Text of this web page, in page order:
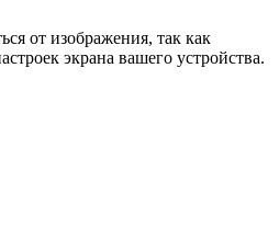
от изображения, так как
экрана вашего устройства.